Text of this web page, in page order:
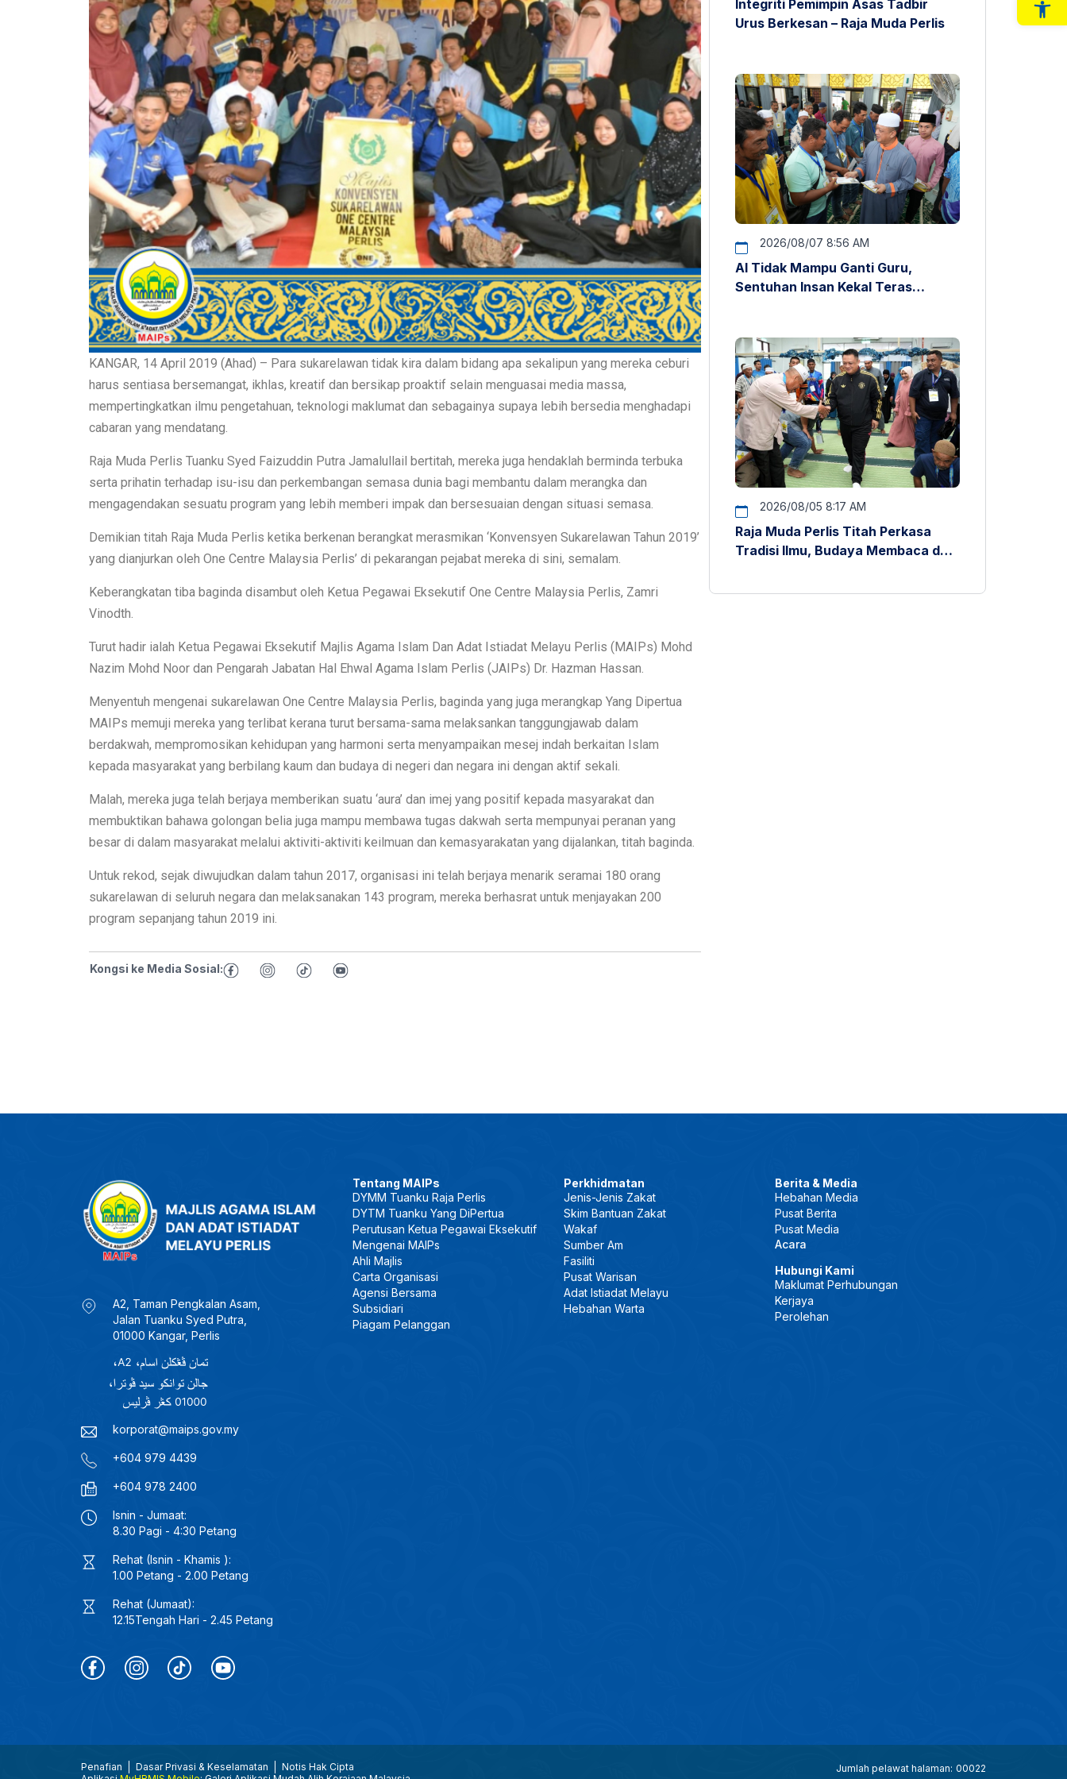
KANGAR, 14 April 2019 (Ahad) – Para sukarelawan tidak kira dalam bidang apa sekalipun yang mereka ceburi
harus sentiasa bersemangat, ikhlas, kreatif dan bersikap proaktif selain menguasai media massa,
mempertingkatkan ilmu pengetahuan, teknologi maklumat dan sebagainya supaya lebih bersedia menghadapi
cabaran yang mendatang.
Raja Muda Perlis Tuanku Syed Faizuddin Putra Jamalullail bertitah, mereka juga hendaklah berminda terbuka
serta prihatin terhadap isu-isu dan perkembangan semasa dunia bagi membantu dalam merangka dan
mengagendakan sesuatu program yang lebih memberi impak dan bersesuaian dengan situasi semasa.
Demikian titah Raja Muda Perlis ketika berkenan berangkat merasmikan ‘Konvensyen Sukarelawan Tahun 2019’
yang dianjurkan oleh One Centre Malaysia Perlis’ di pekarangan pejabat mereka di sini, semalam.
Keberangkatan tiba baginda disambut oleh Ketua Pegawai Eksekutif One Centre Malaysia Perlis, Zamri
Vinodth.
Turut hadir ialah Ketua Pegawai Eksekutif Majlis Agama Islam Dan Adat Istiadat Melayu Perlis (MAIPs) Mohd
Nazim Mohd Noor dan Pengarah Jabatan Hal Ehwal Agama Islam Perlis (JAIPs) Dr. Hazman Hassan.
Menyentuh mengenai sukarelawan One Centre Malaysia Perlis, baginda yang juga merangkap Yang Dipertua
MAIPs memuji mereka yang terlibat kerana turut bersama-sama melaksankan tanggungjawab dalam
berdakwah, mempromosikan kehidupan yang harmoni serta menyampaikan mesej indah berkaitan Islam
kepada masyarakat yang berbilang kaum dan budaya di negeri dan negara ini dengan aktif sekali.
Malah, mereka juga telah berjaya memberikan suatu ‘aura’ dan imej yang positif kepada masyarakat dan
membuktikan bahawa golongan belia juga mampu membawa tugas dakwah serta mempunyai peranan yang
besar di dalam masyarakat melalui aktiviti-aktiviti keilmuan dan kemasyarakatan yang dijalankan, titah baginda.
Untuk rekod, sejak diwujudkan dalam tahun 2017, organisasi ini telah berjaya menarik seramai 180 orang
sukarelawan di seluruh negara dan melaksanakan 143 program, mereka berhasrat untuk menjayakan 200
program sepanjang tahun 2019 ini.
Kongsi ke Media Sosial:
Integriti Pemimpin Asas Tadbir
Urus Berkesan – Raja Muda Perlis
2026/08/07 8:56 AM
AI Tidak Mampu Ganti Guru,
Sentuhan Insan Kekal Teras
2026/08/05 8:17 AM
Raja Muda Perlis Titah Perkasa
Tradisi Ilmu, Budaya Membaca dan
A2, Taman Pengkalan Asam,
Jalan Tuanku Syed Putra,
01000 Kangar, Perlis
korporat@maips.gov.my
+604 979 4439
+604 978 2400
Isnin - Jumaat:
8.30 Pagi - 4:30 Petang
Rehat (Isnin - Khamis ):
1.00 Petang - 2.00 Petang
Rehat (Jumaat):
12.15Tengah Hari - 2.45 Petang
Tentang MAIPs
DYMM Tuanku Raja Perlis
DYTM Tuanku Yang DiPertua
Perutusan Ketua Pegawai Eksekutif
Mengenai MAIPs
Ahli Majlis
Carta Organisasi
Agensi Bersama
Subsidiari
Piagam Pelanggan
Perkhidmatan
Jenis-Jenis Zakat
Skim Bantuan Zakat
Wakaf
Sumber Am
Fasiliti
Pusat Warisan
Adat Istiadat Melayu
Hebahan Warta
Berita & Media
Hebahan Media
Pusat Berita
Pusat Media
Acara
Hubungi Kami
Maklumat Perhubungan
Kerjaya
Perolehan
Penafian Dasar Privasi & Keselamatan
Notis Hak Cipta
Jumlah pelawat halaman: 00022